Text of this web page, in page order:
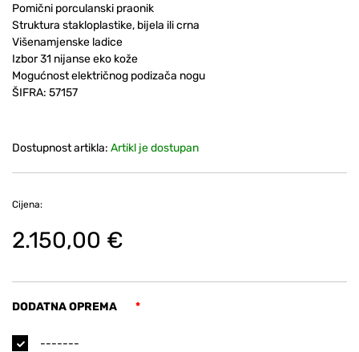
Pomični porculanski praonik
Struktura stakloplastike, bijela ili crna
Višenamjenske ladice
Izbor 31 nijanse eko kože
Mogućnost električnog podizača nogu
ŠIFRA: 57157
Dostupnost artikla: Artikl je dostupan
Cijena:
2.150,00 €
DODATNA OPREMA *
-------